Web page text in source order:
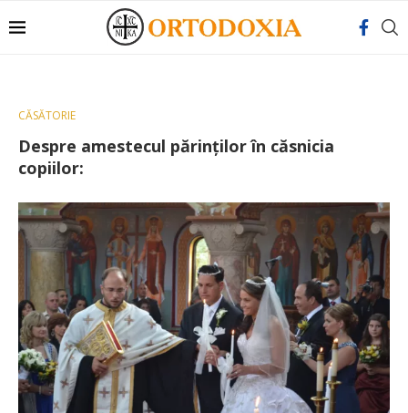
CĂSĂTORIE
Despre amestecul părinţilor în căsnicia
copiilor: